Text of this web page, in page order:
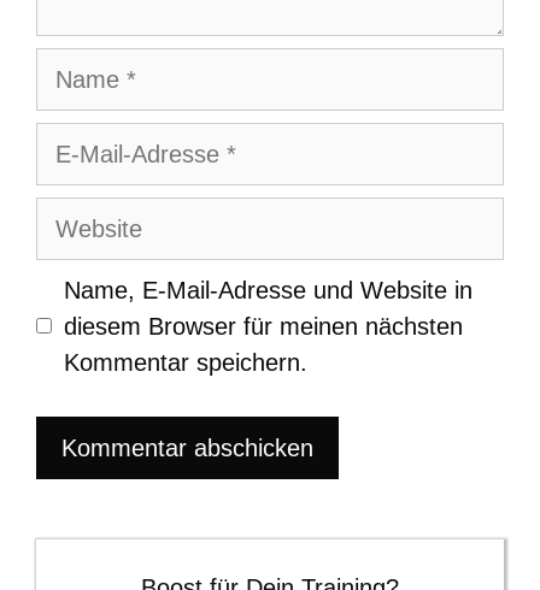
Name
E-
Website
Name, E-Mail-Adresse und Website in
diesem Browser für meinen nächsten
Kommentar speichern.